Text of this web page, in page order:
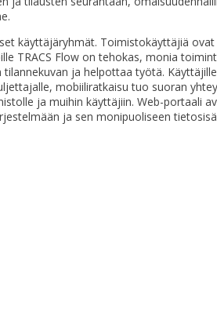
käyttäjäryhmät. Toimistokäyttäjiä ovat
TRACS Flow on tehokas, monia
ja helpottaa työtä. Käyttäjille
mobiiliratkaisu tuo suoran
ja muihin käyttäjiin. Web-portaali
ja sen monipuoliseen